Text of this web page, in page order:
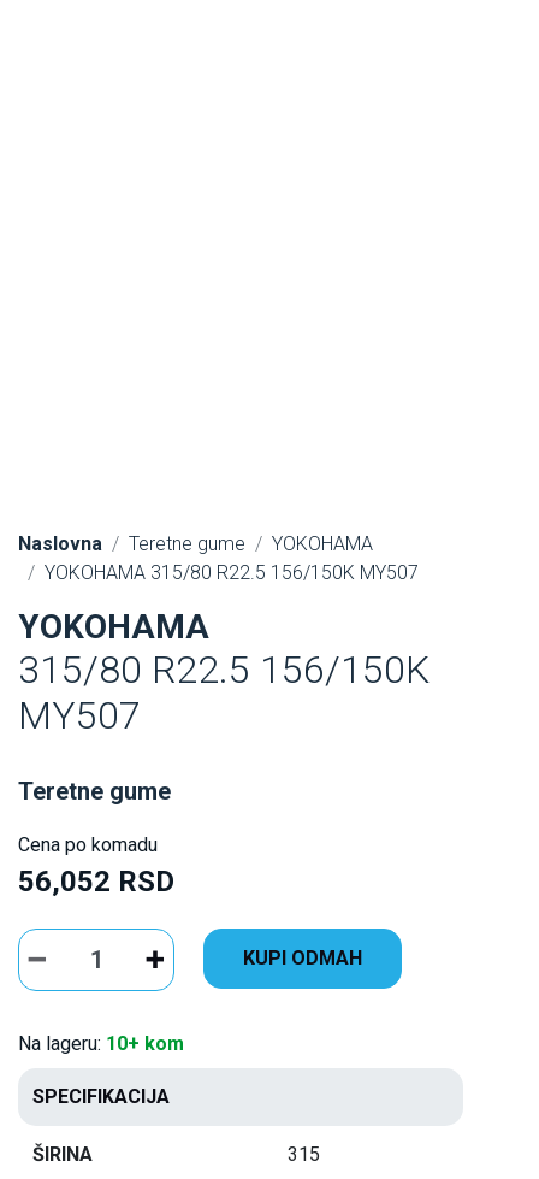
Naslovna Teretne gume
YOKOHAMA
YOKOHAMA 315/80 R22.5 156/150K MY507
YOKOHAMA
315/80 R22.5 156/150K
MY507
Teretne gume
Cena po komadu
56,052 RSD
KUPI ODMAH
Na lageru: 10+ kom
SPECIFIKACIJA
ŠIRINA 315